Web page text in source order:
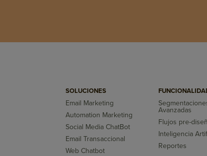
SOLUCIONES
Email Marketing
Automation Marketing
Social Media ChatBot
Email Transaccional
Web Chatbot
Avanzadas
Flujos pre-
Inteligencia
Reportes